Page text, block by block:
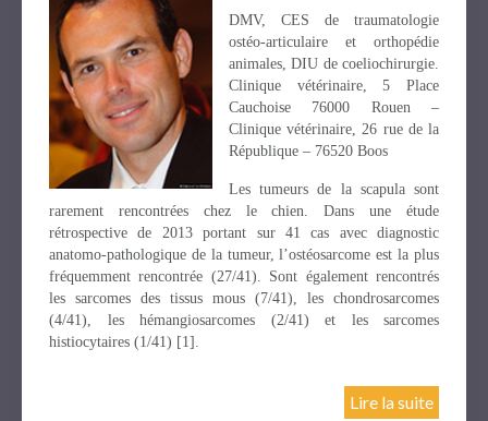
DMV, CES de traumatologie
ostéo-articulaire et orthopédie
animales, DIU de coeliochirurgie.
Clinique vétérinaire, 5 Place
Cauchoise 76000 Rouen –
Clinique vétérinaire, 26 rue de la
République – 76520 Boos
Les tumeurs de la scapula sont
rarement rencontrées chez le chien. Dans une étude
rétrospective de 2013 portant sur 41 cas avec diagnostic
anatomo-pathologique de la tumeur, l’ostéosarcome est la plus
fréquemment rencontrée (27/41). Sont également rencontrés
les sarcomes des tissus mous (7/41), les chondrosarcomes
(4/41), les hémangiosarcomes (2/41) et les sarcomes
histiocytaires (1/41) [1].
Lire la suite